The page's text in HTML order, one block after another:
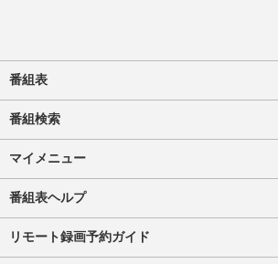
番組表
番組検索
マイメニュー
番組表ヘルプ
リモート録画予約ガイド